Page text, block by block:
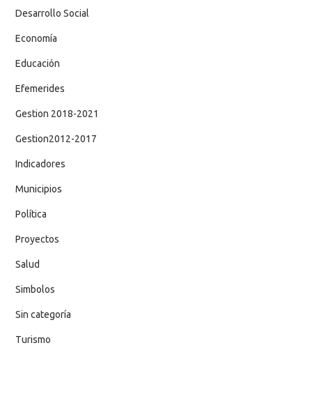
Desarrollo Social
Economía
Educación
Efemerides
Gestion 2018-2021
Gestion2012-2017
Indicadores
Municipios
Política
Proyectos
Salud
Simbolos
Sin categoría
Turismo